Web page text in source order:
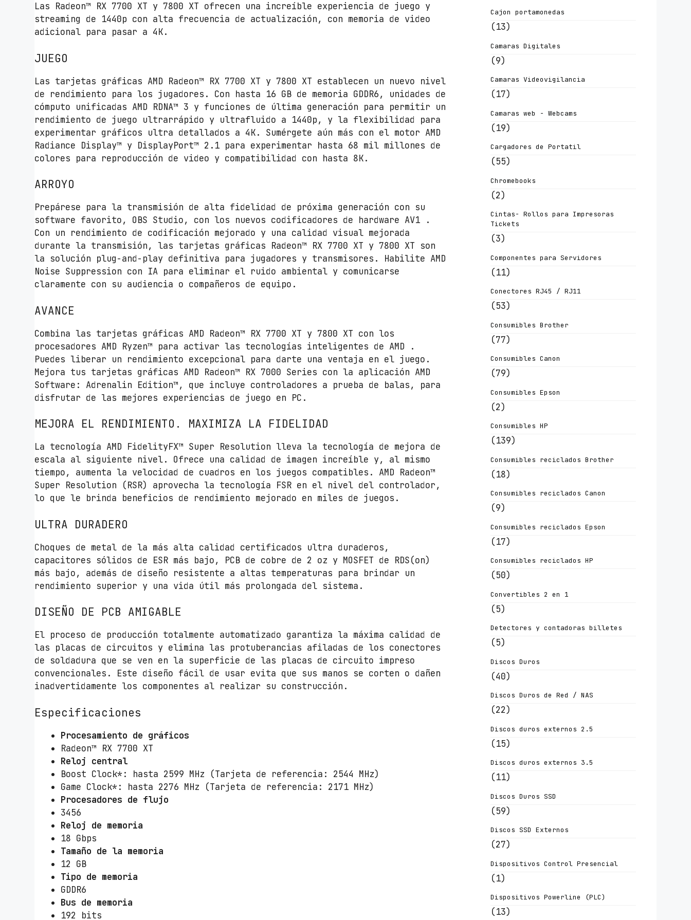
Las Radeon™ RX 7700 XT y 7800 XT ofrecen una increíble experiencia de juego y
streaming de 1440p con alta frecuencia de actualización, con memoria de video
adicional para pasar a 4K.
JUEGO
Las tarjetas gráficas AMD Radeon™ RX 7700 XT y 7800 XT establecen un nuevo nivel
de rendimiento para los jugadores. Con hasta 16 GB de memoria GDDR6, unidades de
cómputo unificadas AMD RDNA™ 3 y funciones de última generación para permitir un
rendimiento de juego ultrarrápido y ultrafluido a 1440p, y la flexibilidad para
experimentar gráficos ultra detallados a 4K. Sumérgete aún más con el motor AMD
Radiance Display™ y DisplayPort™ 2.1 para experimentar hasta 68 mil millones de
colores para reproducción de video y compatibilidad con hasta 8K.
ARROYO
Prepárese para la transmisión de alta fidelidad de próxima generación con su
software favorito, OBS Studio, con los nuevos codificadores de hardware AV1 .
Con un rendimiento de codificación mejorado y una calidad visual mejorada
durante la transmisión, las tarjetas gráficas Radeon™ RX 7700 XT y 7800 XT son
la solución plug-and-play definitiva para jugadores y transmisores. Habilite AMD
Noise Suppression con IA para eliminar el ruido ambiental y comunicarse
claramente con su audiencia o compañeros de equipo.
AVANCE
Combina las tarjetas gráficas AMD Radeon™ RX 7700 XT y 7800 XT con los
procesadores AMD Ryzen™ para activar las tecnologías inteligentes de AMD .
Puedes liberar un rendimiento excepcional para darte una ventaja en el juego.
Mejora tus tarjetas gráficas AMD Radeon™ RX 7000 Series con la aplicación AMD
Software: Adrenalin Edition™, que incluye controladores a prueba de balas, para
disfrutar de las mejores experiencias de juego en PC.
MEJORA EL RENDIMIENTO. MAXIMIZA LA FIDELIDAD
La tecnología AMD FidelityFX™ Super Resolution lleva la tecnología de mejora de
escala al siguiente nivel. Ofrece una calidad de imagen increíble y, al mismo
tiempo, aumenta la velocidad de cuadros en los juegos compatibles. AMD Radeon™
Super Resolution (RSR) aprovecha la tecnología FSR en el nivel del controlador,
lo que le brinda beneficios de rendimiento mejorado en miles de juegos.
ULTRA DURADERO
Choques de metal de la más alta calidad certificados ultra duraderos,
capacitores sólidos de ESR más bajo, PCB de cobre de 2 oz y MOSFET de RDS(on)
más bajo, además de diseño resistente a altas temperaturas para brindar un
rendimiento superior y una vida útil más prolongada del sistema.
DISEÑO DE PCB AMIGABLE
El proceso de producción totalmente automatizado garantiza la máxima calidad de
las placas de circuitos y elimina las protuberancias afiladas de los conectores
de soldadura que se ven en la superficie de las placas de circuito impreso
convencionales. Este diseño fácil de usar evita que sus manos se corten o dañen
inadvertidamente los componentes al realizar su construcción.
Especificaciones
Procesamiento de gráficos
Radeon™ RX 7700 XT
Reloj central
Boost Clock*: hasta 2599 MHz (Tarjeta de referencia: 2544 MHz)
Game Clock*: hasta 2276 MHz (Tarjeta de referencia: 2171 MHz)
Procesadores de flujo
3456
Reloj de memoria
18 Gbps
Tamaño de la memoria
12 GB
Tipo de memoria
GDDR6
Bus de memoria
192 bits
Cajon portamonedas
(13)
Camaras Digitales
(9)
Camaras Videovigilancia
(17)
Camaras web - Webcams
(19)
Cargadores de Portatil
(55)
Chromebooks
(2)
Cintas- Rollos para Impresoras
Tickets
(3)
Componentes para Servidores
(11)
Conectores RJ45 / RJ11
(53)
Consumibles Brother
(77)
Consumibles Canon
(79)
Consumibles Epson
(2)
Consumibles HP
(139)
Consumibles reciclados Brother
(18)
Consumibles reciclados Canon
(9)
Consumibles reciclados Epson
(17)
Consumibles reciclados HP
(50)
Convertibles 2 en 1
(5)
Detectores y contadoras billetes
(5)
Discos Duros
(40)
Discos Duros de Red / NAS
(22)
Discos duros externos 2.5
(15)
Discos duros externos 3.5
(11)
Discos Duros SSD
(59)
Discos SSD Externos
(27)
Dispositivos Control Presencial
(1)
Dispositivos Powerline (PLC)
(13)